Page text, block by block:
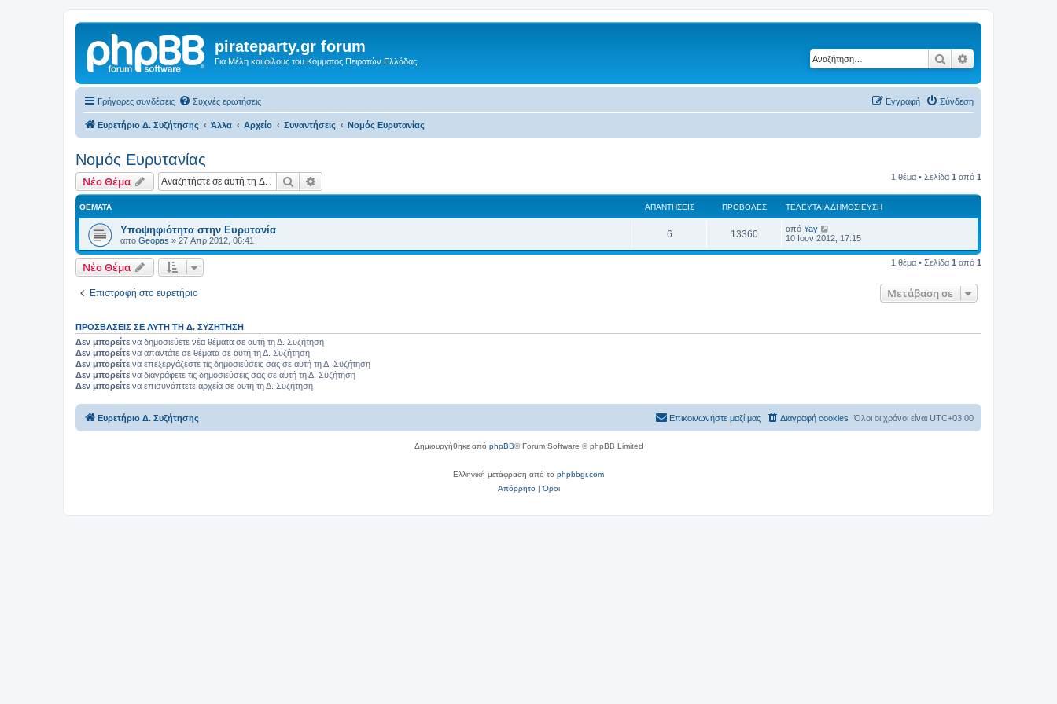
pirateparty.gr forum
Για Μέλη και φίλους του Κόμματος Πειρατών Ελλάδας. Αναζήτηση
Γρήγορες συνδέσεις Συχνές ερωτήσεις Σύνδεση
Εγγραφή
Ευρετήριο Δ. Συζήτησης Άλλα Αρχείο Συναντήσεις Νομός Ευρυτανίας‎
Νομός Ευρυτανίας‎
Νέο Θέμα Αναζήτηση 1 θέμα • Σελίδα 1 από 1
ΘΈΜΑΤΑ ΑΠΑΝΤΉΣΕΙΣ ΠΡΟΒΟΛΈΣ ΤΕΛΕΥΤΑΊΑ ΔΗΜΟΣΊΕΥΣΗ
Υποψηφιότητα στην Ευρυτανία
από Geopas » 27 Απρ 2012, 06:41
6 13360 από Yay
10 Ιουν 2012, 17:15
Νέο Θέμα 1 θέμα • Σελίδα 1 από 1
Επιστροφή στο ευρετήριο Μετάβαση σε
ΠΡΟΣΒΆΣΕΙΣ ΣΕ ΑΥΤΉ ΤΗ Δ. ΣΥΖΉΤΗΣΗ
Δεν μπορείτε να δημοσιεύετε νέα θέματα σε αυτή τη Δ. Συζήτηση
Δεν μπορείτε να απαντάτε σε θέματα σε αυτή τη Δ. Συζήτηση
Δεν μπορείτε να επεξεργάζεστε τις δημοσιεύσεις σας σε αυτή τη Δ. Συζήτηση
Δεν μπορείτε να διαγράφετε τις δημοσιεύσεις σας σε αυτή τη Δ. Συζήτηση
Δεν μπορείτε να επισυνάπτετε αρχεία σε αυτή τη Δ. Συζήτηση
Ευρετήριο Δ. Συζήτησης Όλοι οι χρόνοι είναι UTC+03:00
Διαγραφή cookies
Επικοινωνήστε μαζί μας
Δημιουργήθηκε από phpBB® Forum Software © phpBB Limited
Ελληνική μετάφραση από το phpbbgr.com
Απόρρητο|Όροι